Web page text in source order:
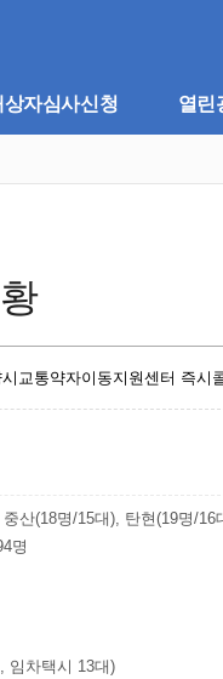
상자심사신청 열린
교통약자이동지원센터 즉시
산(18명/15대), 탄현(19명/16
임차택시 13대)